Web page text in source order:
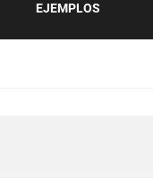
EJEMPLOS